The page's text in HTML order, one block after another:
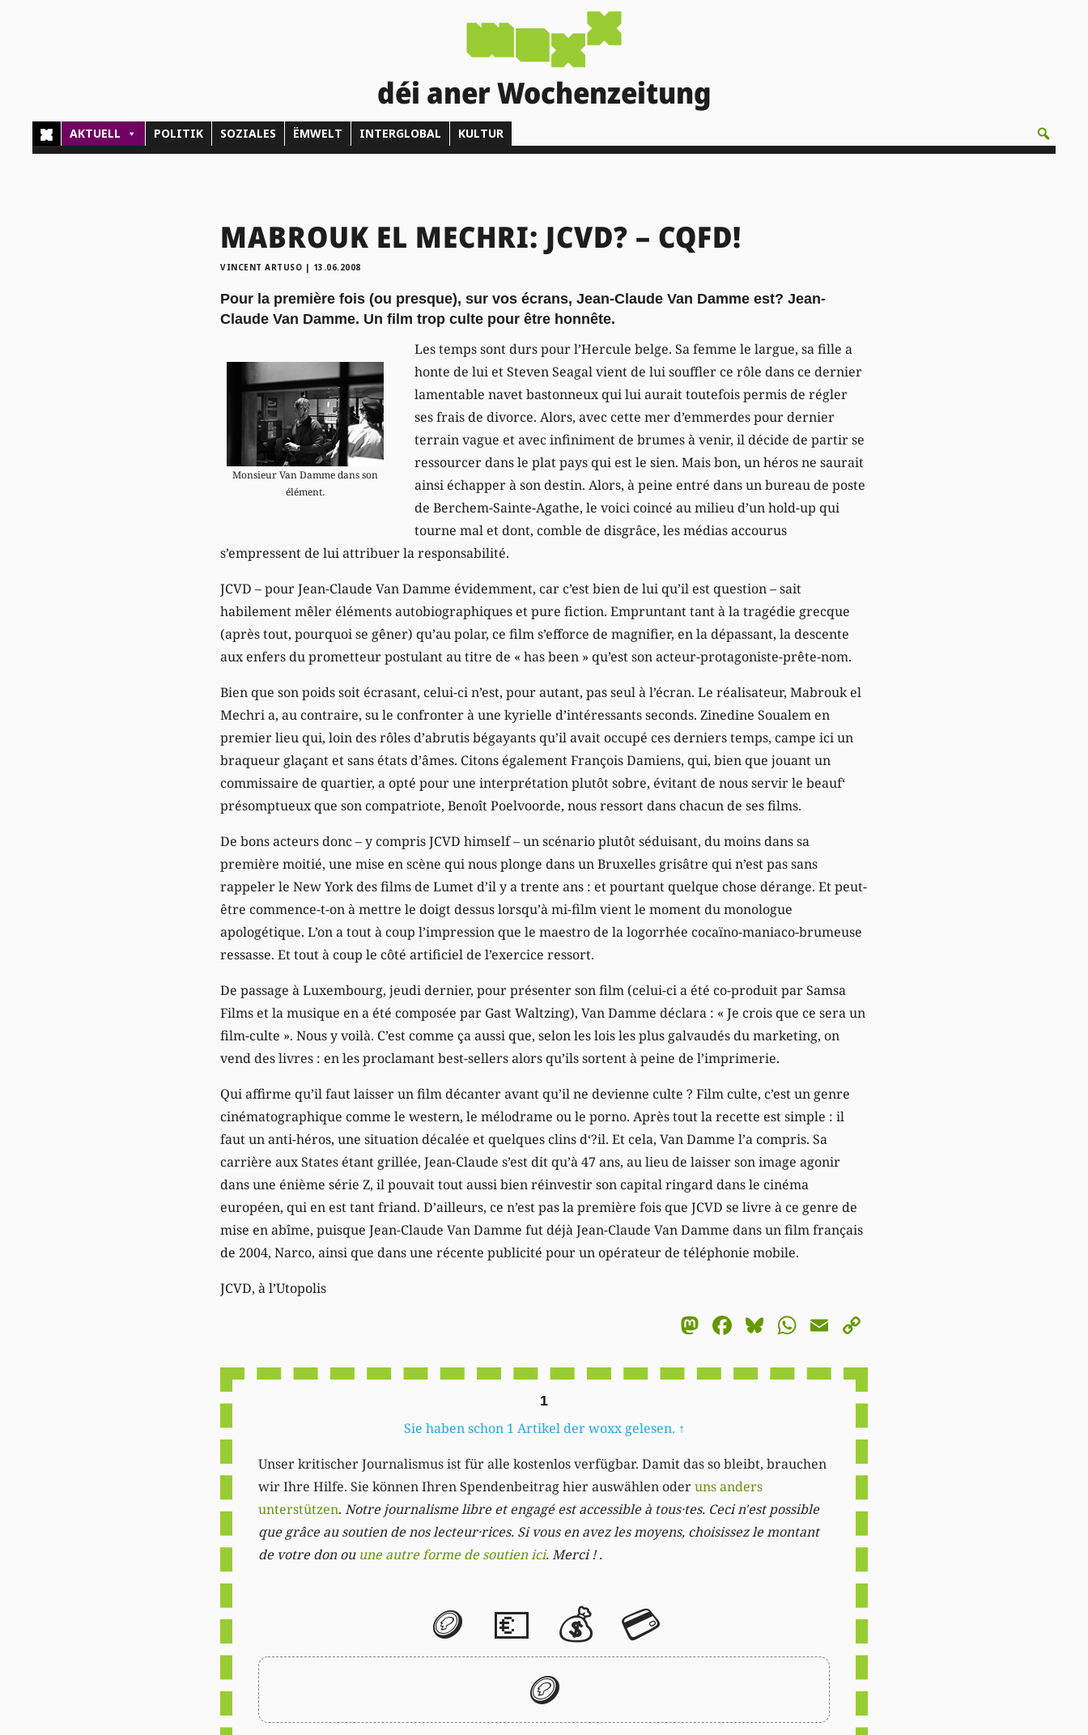
déi aner Wochenzeitung
AKTUELL POLITIK SOZIALES ËMWELT INTERGLOBAL KULTUR
MABROUK EL MECHRI: JCVD? – CQFD!
VINCENT ARTUSO | 13.06.2008
Pour la première fois (ou presque), sur vos écrans, Jean-Claude Van Damme est? Jean-
Claude Van Damme. Un film trop culte pour être honnête.
Monsieur Van Damme dans son
élément.
Les temps sont durs pour l’Hercule belge. Sa femme le largue, sa fille a
honte de lui et Steven Seagal vient de lui souffler ce rôle dans ce dernier
lamentable navet bastonneux qui lui aurait toutefois permis de régler
ses frais de divorce. Alors, avec cette mer d’emmerdes pour dernier
terrain vague et avec infiniment de brumes à venir, il décide de partir se
ressourcer dans le plat pays qui est le sien. Mais bon, un héros ne saurait
ainsi échapper à son destin. Alors, à peine entré dans un bureau de poste
de Berchem-Sainte-Agathe, le voici coincé au milieu d’un hold-up qui
tourne mal et dont, comble de disgrâce, les médias accourus
s’empressent de lui attribuer la responsabilité.
JCVD – pour Jean-Claude Van Damme évidemment, car c’est bien de lui qu’il est question – sait
habilement mêler éléments autobiographiques et pure fiction. Empruntant tant à la tragédie grecque
(après tout, pourquoi se gêner) qu’au polar, ce film s’efforce de magnifier, en la dépassant, la descente
aux enfers du prometteur postulant au titre de « has been » qu’est son acteur-protagoniste-prête-nom.
Bien que son poids soit écrasant, celui-ci n’est, pour autant, pas seul à l’écran. Le réalisateur, Mabrouk el
Mechri a, au contraire, su le confronter à une kyrielle d’intéressants seconds. Zinedine Soualem en
premier lieu qui, loin des rôles d’abrutis bégayants qu’il avait occupé ces derniers temps, campe ici un
braqueur glaçant et sans états d’âmes. Citons également François Damiens, qui, bien que jouant un
commissaire de quartier, a opté pour une interprétation plutôt sobre, évitant de nous servir le beauf‘
présomptueux que son compatriote, Benoît Poelvoorde, nous ressort dans chacun de ses films.
De bons acteurs donc – y compris JCVD himself – un scénario plutôt séduisant, du moins dans sa
première moitié, une mise en scène qui nous plonge dans un Bruxelles grisâtre qui n’est pas sans
rappeler le New York des films de Lumet d’il y a trente ans : et pourtant quelque chose dérange. Et peut-
être commence-t-on à mettre le doigt dessus lorsqu’à mi-film vient le moment du monologue
apologétique. L’on a tout à coup l’impression que le maestro de la logorrhée cocaïno-maniaco-brumeuse
ressasse. Et tout à coup le côté artificiel de l’exercice ressort.
De passage à Luxembourg, jeudi dernier, pour présenter son film (celui-ci a été co-produit par Samsa
Films et la musique en a été composée par Gast Waltzing), Van Damme déclara : « Je crois que ce sera un
film-culte ». Nous y voilà. C’est comme ça aussi que, selon les lois les plus galvaudés du marketing, on
vend des livres : en les proclamant best-sellers alors qu’ils sortent à peine de l’imprimerie.
Qui affirme qu’il faut laisser un film décanter avant qu’il ne devienne culte ? Film culte, c’est un genre
cinématographique comme le western, le mélodrame ou le porno. Après tout la recette est simple : il
faut un anti-héros, une situation décalée et quelques clins d‘?il. Et cela, Van Damme l’a compris. Sa
carrière aux States étant grillée, Jean-Claude s’est dit qu’à 47 ans, au lieu de laisser son image agonir
dans une énième série Z, il pouvait tout aussi bien réinvestir son capital ringard dans le cinéma
européen, qui en est tant friand. D’ailleurs, ce n’est pas la première fois que JCVD se livre à ce genre de
mise en abîme, puisque Jean-Claude Van Damme fut déjà Jean-Claude Van Damme dans un film français
de 2004, Narco, ainsi que dans une récente publicité pour un opérateur de téléphonie mobile.
JCVD, à l’Utopolis
Mastodon
Facebook
Bluesky
WhatsApp
Email
1
Sie haben schon 1 Artikel der woxx gelesen. ↑
Unser kritischer Journalismus ist für alle kostenlos verfügbar. Damit das so bleibt, brauchen
wir Ihre Hilfe. Sie können Ihren Spendenbeitrag hier auswählen oderuns anders
unterstützen. Notre journalisme libre et engagé est accessible à tous·tes. Ceci n'est possible
que grâce au soutien de nos lecteur·rices. Si vous en avez les moyens, choisissez le montant
de votre don ou une autre forme de soutien ici. Merci ! .
🪙 💶 💰 💳
🪙